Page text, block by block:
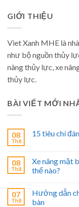
GIỚI THIỆU
Viet Xanh MHE là
như bộ nguồn thủy
nâng thủy lực, xe
thủy lực.
BÀI VIẾT MỚI
08
Th8
15 tiêu chí
08
Th8
Xe nâng mặt
thế nào?
07
Th8
Hướng dẫn
bàn